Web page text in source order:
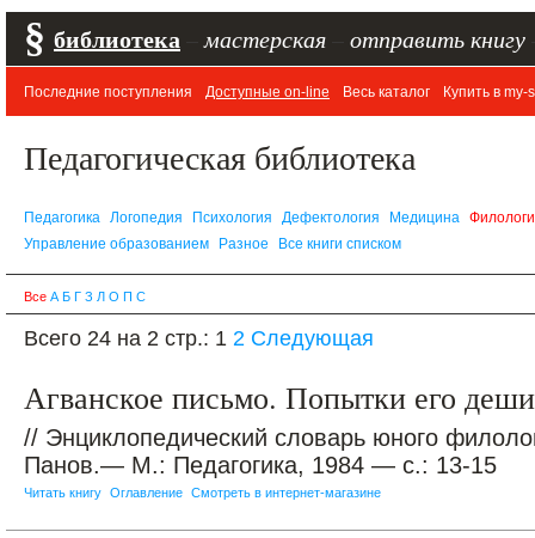
§ библиотека мастерская отправить книгу
Последние поступления Доступные on-line Весь каталог Купить в my-
Педагогическая библиотека
Педагогика Логопедия Психология Дефектология Медицина
Управление образованием
Разное Все книги списком
Все А Б Г З Л О П С
Всего 24 на 2 стр.: 1 2 Следующая
Агванское письмо. Попытки его
// Энциклопедический словарь юного
Панов.— М.: Педагогика, 1984 — с.: 13-15
Читать книгу Оглавление Смотреть в интернет-магазине